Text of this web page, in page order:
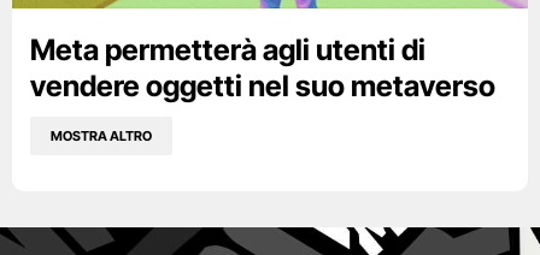
Meta permetterà agli utenti di
vendere oggetti nel suo metaverso
MOSTRA ALTRO